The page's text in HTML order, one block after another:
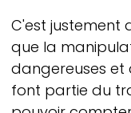
C'est justement
que la
dangereuses et
font partie du